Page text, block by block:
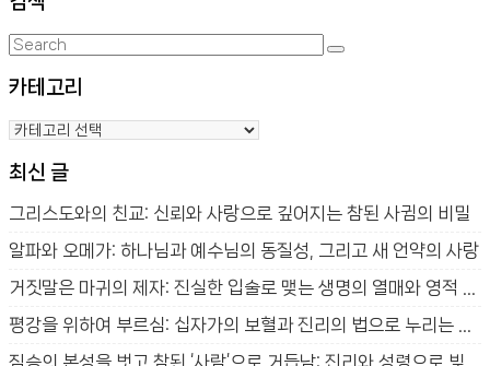
Search
Search
카테고리
카
고
최신 글
그리스도와의 친교: 신뢰와 사랑으로 깊어지는 참된 사귐의 비밀
알파와 오메가: 하나님과 예수님의 동질성, 그리고 새 언약의 사랑